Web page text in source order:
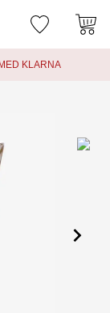
KLARNA